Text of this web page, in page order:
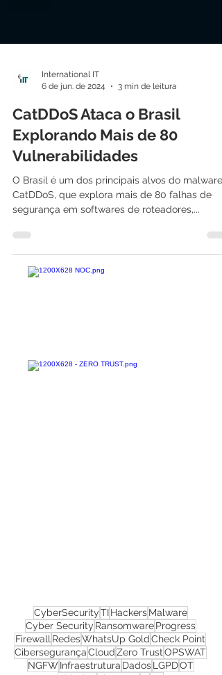
6 de jun. de 2024
3 min de leitura
CatDDoS Ataca o Brasil
Explorando Mais de 80
Vulnerabilidades
O Brasil é um dos principais alvos do malware
segurança em softwares de roteadores,...
CyberSecurityTIHackersMalware
Cyber Security RansomwareProgress
FirewallRedesWhatsUp Gold Check Point